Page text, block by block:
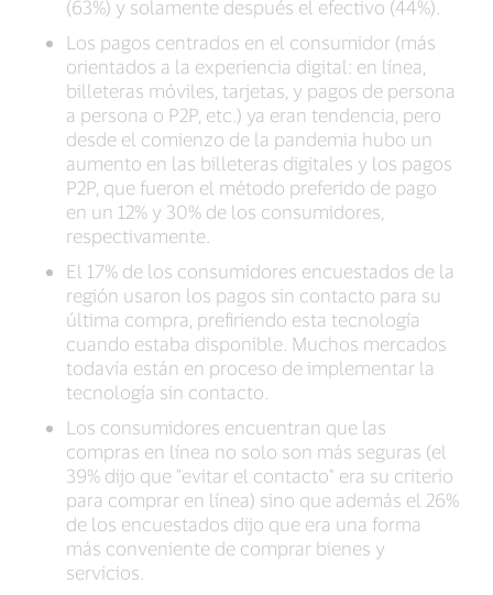
(63%) y solamente después el efectivo (44%).
Los pagos centrados en el consumidor (más
orientados a la experiencia digital: en línea,
billeteras móviles, tarjetas, y pagos de persona
a persona o P2P, etc.) ya eran tendencia, pero
desde el comienzo de la pandemia hubo un
aumento en las billeteras digitales y los pagos
P2P, que fueron el método preferido de pago
en un 12% y 30% de los consumidores,
respectivamente.
El 17% de los consumidores encuestados de la
región usaron los pagos sin contacto para su
última compra, prefiriendo esta tecnología
cuando estaba disponible. Muchos mercados
todavía están en proceso de implementar la
tecnología sin contacto.
Los consumidores encuentran que las
compras en línea no solo son más seguras (el
39% dijo que "evitar el contacto" era su criterio
para comprar en línea) sino que además el 26%
de los encuestados dijo que era una forma
más conveniente de comprar bienes y
servicios.